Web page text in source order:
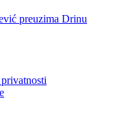
preuzima Drinu
su Crnogorci spustili